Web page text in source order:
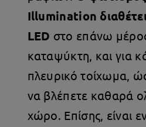
Illumination
LED στο επάνω
καταψύκτη, και για
πλευρικό τοίχωμα,
να βλέπετε καθαρά
χώρο. Επίσης, είναι